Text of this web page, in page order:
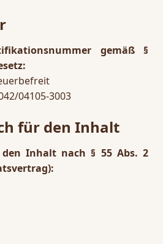
gemäß §
04105-3003
für den Inhalt
Inhalt nach § 55 Abs. 2